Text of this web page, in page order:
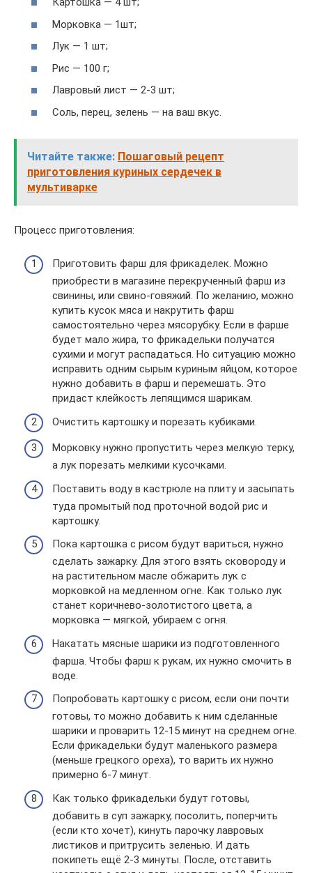
Морковка — 1шт;
Лук — 1 шт;
Рис — 100 г;
Лавровый лист — 2-3 шт;
Соль, перец, зелень — на ваш вкус.
Читайте также: Пошаговый рецепт
приготовления куриных сердечек в
мультиварке
Процесс приготовления:
Приготовить фарш для фрикаделек. Можно
приобрести в магазине перекрученный фарш из
свинины, или свино-говяжий. По желанию, можно
купить кусок мяса и накрутить фарш
самостоятельно через мясорубку. Если в фарше
будет мало жира, то фрикадельки получатся
сухими и могут распадаться. Но ситуацию можно
исправить одним сырым куриным яйцом, которое
нужно добавить в фарш и перемешать. Это
придаст клейкость лепящимся шарикам.
Очистить картошку и порезать кубиками.
Морковку нужно пропустить через мелкую терку,
а лук порезать мелкими кусочками.
Поставить воду в кастрюле на плиту и засыпать
туда промытый под проточной водой рис и
картошку.
Пока картошка с рисом будут вариться, нужно
сделать зажарку. Для этого взять сковороду и
на растительном масле обжарить лук с
морковкой на медленном огне. Как только лук
станет коричнево-золотистого цвета, а
морковка — мягкой, убираем с огня.
Накатать мясные шарики из подготовленного
фарша. Чтобы фарш к рукам, их нужно смочить в
воде.
Попробовать картошку с рисом, если они почти
готовы, то можно добавить к ним сделанные
шарики и проварить 12-15 минут на среднем огне.
Если фрикадельки будут маленького размера
(меньше грецкого ореха), то варить их нужно
примерно 6-7 минут.
Как только фрикадельки будут готовы,
добавить в суп зажарку, посолить, поперчить
(если кто хочет), кинуть парочку лавровых
листиков и притрусить зеленью. И дать
покипеть ещё 2-3 минуты. После, отставить